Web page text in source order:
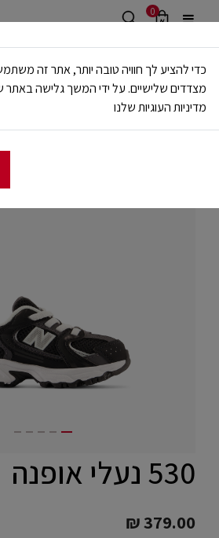
0
משלוח חינם מעל 499 ש"ח
🔥 20% הנחה על כל הביגוד באתר ובחנויות - לזמן מוגבל
בית ילדים SHOP BY STYLE
530
530 נעלי אופנה
₪ 379.00
כדי להציע לך חוויה טובה יותר, אתר זה
מצדדים שלישיים. על ידי המשך גלישה
מדיניות העוגיות שלנו